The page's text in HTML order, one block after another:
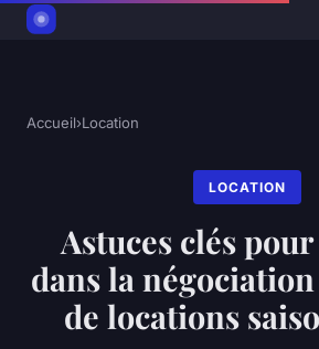
Accueil›Location
LOCATION
Astuces clés
dans la
de locations